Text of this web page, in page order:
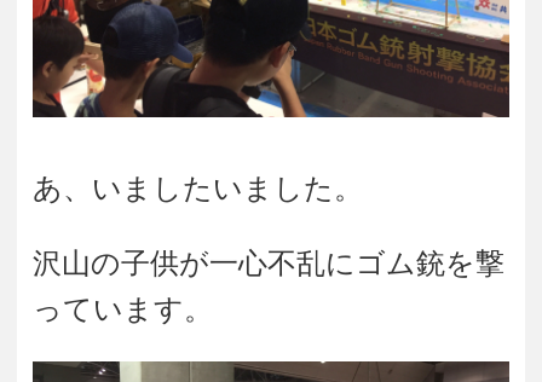
あ、いましたいました。
沢山の子供が一心不乱にゴム銃を撃
っています。